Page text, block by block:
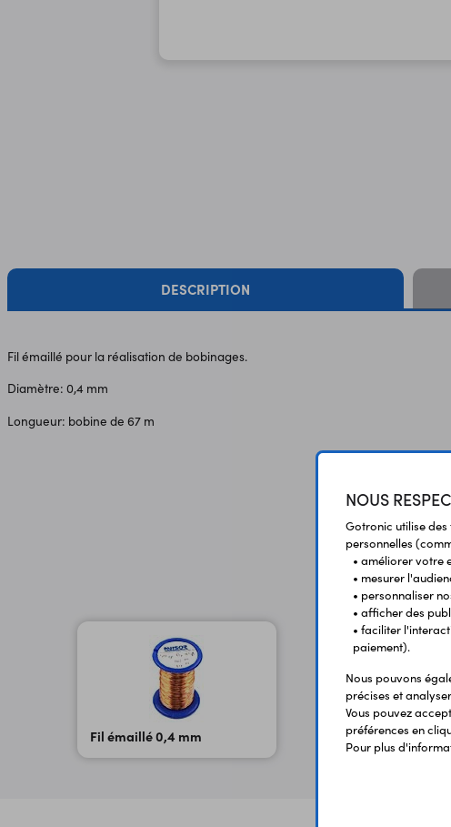
DESCRIPTION
Fil émaillé pour la réalisation de bobinages.
Diamètre: 0,4 mm
Longueur: bobine de 67 m
Fil émaillé 0,4 mm
NOUS
Gotronic utilise
personnelles
• améliorer votre
• mesurer
• personnaliser
• afficher des
• faciliter
paiement).
Nous pouvons
précises et
Vous pouvez
préférences en
Pour plus